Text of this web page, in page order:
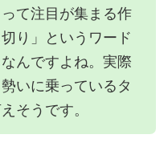
て注目が集まる作
り」というワード
んですよね。実際
いに乗っているタ
そうです。